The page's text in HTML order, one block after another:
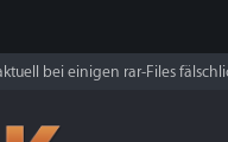
bei einigen rar-Files